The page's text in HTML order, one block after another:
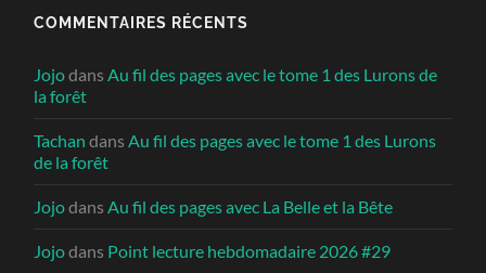
COMMENTAIRES RÉCENTS
JojodansAu fil des pages avec le tome 1 des Lurons de
la forêt
Tachan dansAu fil des pages avec le tome 1 des Lurons
de la forêt
JojodansAu fil des pages avec La Belle et la Bête
Jojodans Point lecture hebdomadaire 2026 #29